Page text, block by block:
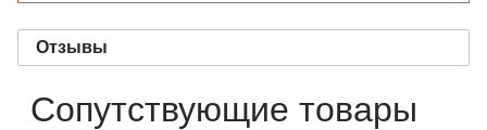
Отзывы
Сопутствующие товары